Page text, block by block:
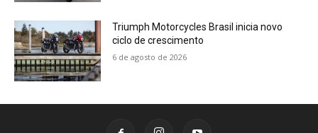
Triumph Motorcycles Brasil inicia novo
ciclo de crescimento
6 de agosto de 2026